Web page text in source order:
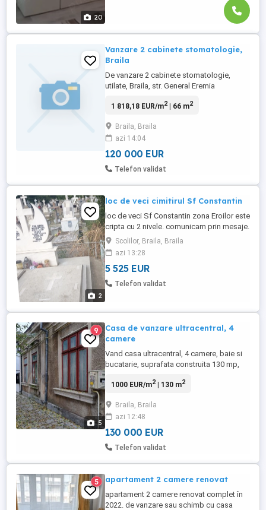
20
Vanzare 2 cabinete stomatologie,
Braila
De vanzare 2 cabinete stomatologie,
utilate, Braila, str. General Eremia
1 818,18 EUR/m2| 66 m2
Braila, Braila
azi 14:04
120 000 EUR
Telefon validat
2
loc de veci cimitirul Sf Constantin
loc de veci Sf Constantin zona Eroilor este
cripta cu 2 nivele. comunicam prin mesaje.
Scolilor, Braila, Braila
azi 13:28
5 525 EUR
Telefon validat
5
9
Casa de vanzare ultracentral, 4
camere
Vand casa ultracentral, 4 camere, baie si
bucatarie, suprafata construita 130 mp,
Constructie din caramida acoperita cu
curent electric.
1000 EUR/m2| 130 m2
Braila, Braila
azi 12:48
130 000 EUR
Telefon validat
5 apartament 2 camere renovat
apartament 2 camere renovat complet în
2022. de vanzare sau schimb cu casa